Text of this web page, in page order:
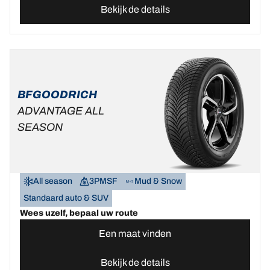
Bekijk de details
BFGOODRICH
ADVANTAGE ALL
SEASON
All season 3PMSF
Mud & Snow
Standaard auto & SUV
Wees uzelf, bepaal uw route
Een maat vinden
Bekijk de details